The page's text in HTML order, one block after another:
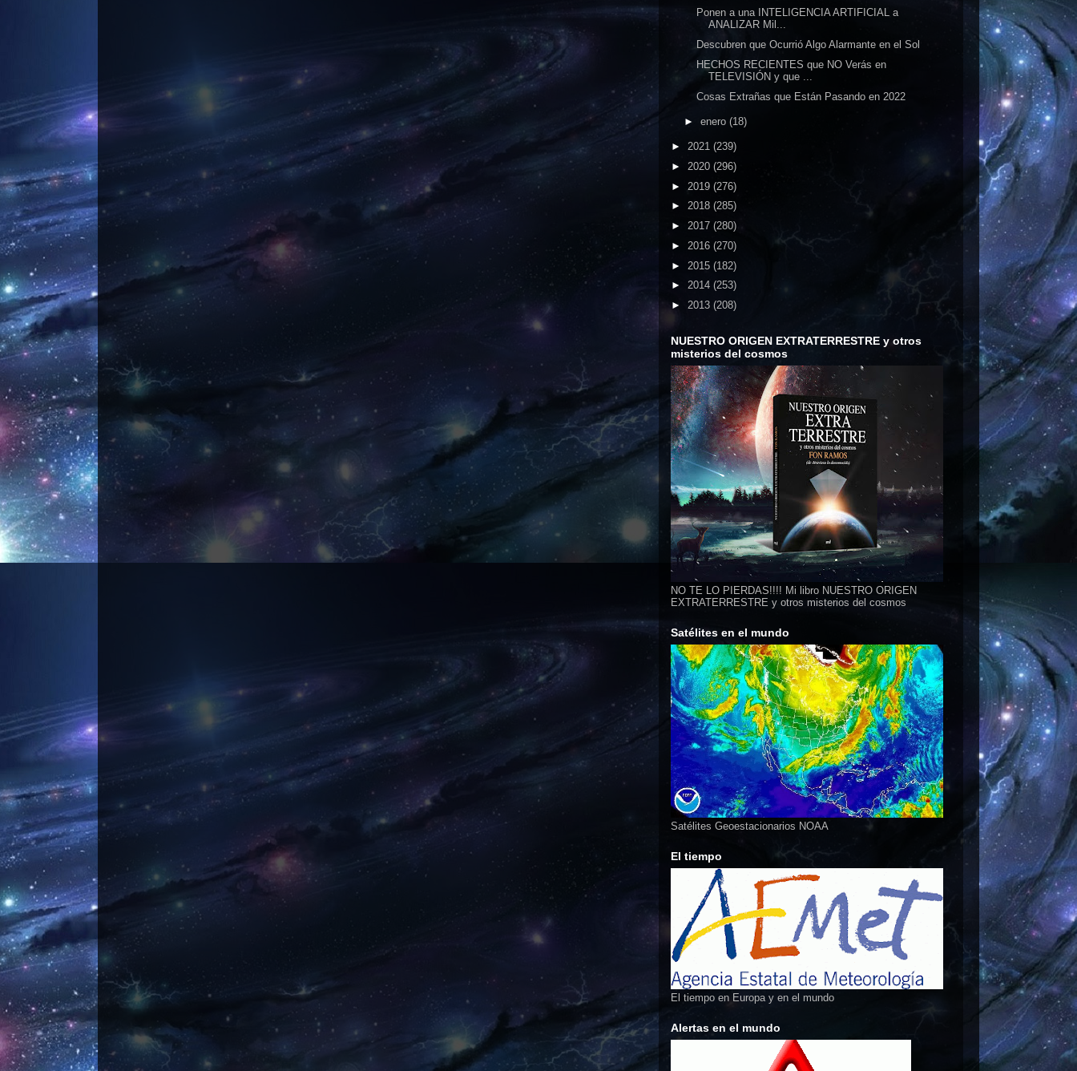
Ponen a una INTELIGENCIA ARTIFICIAL a
ANALIZAR Mil...
Descubren que Ocurrió Algo Alarmante en el Sol
HECHOS RECIENTES que NO Verás en
TELEVISIÓN y que ...
Cosas Extrañas que Están Pasando en 2022
► enero (18)
► 2021 (239)
► 2020 (296)
► 2019 (276)
► 2018 (285)
► 2017 (280)
► 2016 (270)
► 2015 (182)
► 2014 (253)
► 2013 (208)
NUESTRO ORIGEN EXTRATERRESTRE y otros
misterios del cosmos
NO TE LO PIERDAS!!!! Mi libro NUESTRO ORIGEN
EXTRATERRESTRE y otros misterios del cosmos
Satélites en el mundo
Satélites Geoestacionarios NOAA
El tiempo
El tiempo en Europa y en el mundo
Alertas en el mundo